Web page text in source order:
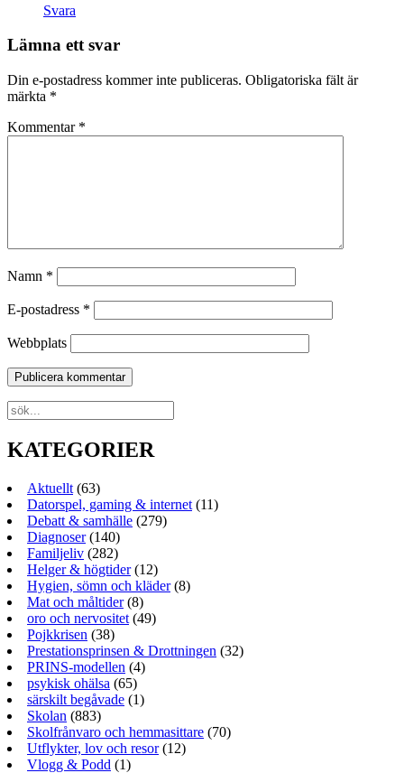
Svara
Lämna ett svar
Din e-postadress kommer inte publiceras. Obligatoriska fält är
märkta *
Kommentar *
Namn *
E-postadress *
Webbplats
KATEGORIER
Aktuellt (63)
Datorspel, gaming & internet (11)
Debatt & samhälle (279)
Diagnoser(140)
Familjeliv (282)
Helger & högtider(12)
Hygien, sömn och kläder(8)
Mat och måltider(8)
oro och nervositet (49)
Pojkkrisen (38)
Prestationsprinsen & Drottningen (32)
PRINS-modellen (4)
psykisk ohälsa (65)
särskilt begåvade (1)
Skolan (883)
Skolfrånvaro och hemmasittare (70)
Utflykter, lov och resor(12)
Vlogg & Podd (1)